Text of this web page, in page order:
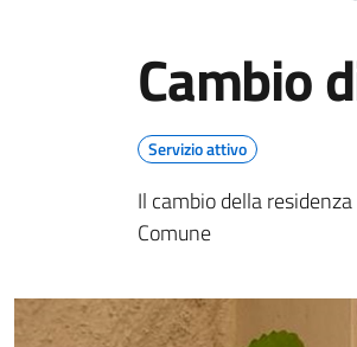
Cambio
Servizio attivo
Il cambio della
Comune